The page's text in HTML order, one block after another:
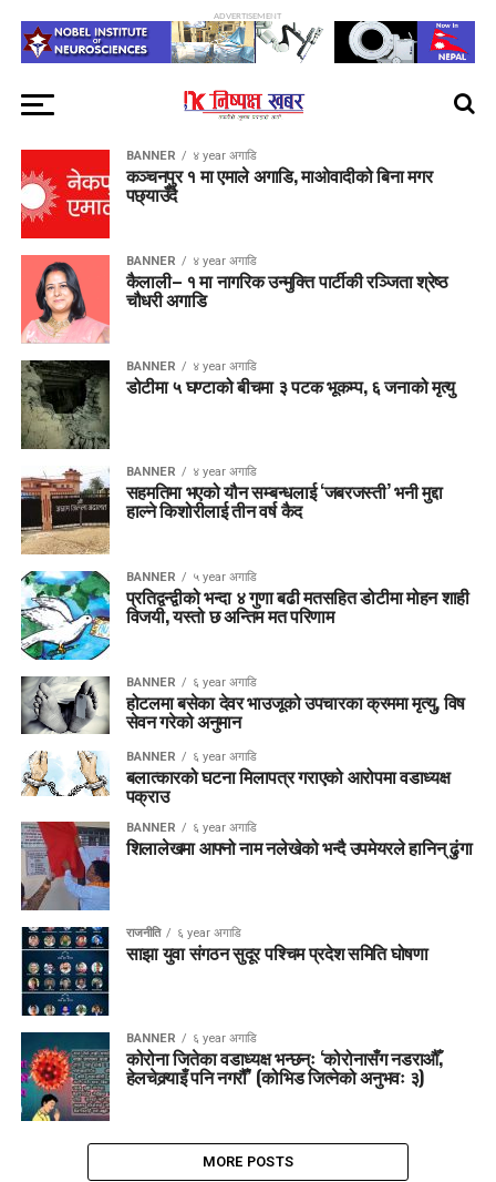
ADVERTISEMENT
BANNER ४ year अगाडि
कञ्चनपुर १ मा एमाले अगाडि, माओवादीको बिना मगर
पछ्याउँदै
BANNER ४ year अगाडि
कैलाली– १ मा नागरिक उन्मुक्ति पार्टीकी रञ्जिता श्रेष्ठ
चौधरी अगाडि
BANNER ४ year अगाडि
डोटीमा ५ घण्टाको बीचमा ३ पटक भूकम्प, ६ जनाको मृत्यु
BANNER ४ year अगाडि
सहमतिमा भएको यौन सम्बन्धलाई ‘जबरजस्ती’ भनी मुद्दा
हाल्ने किशोरीलाई तीन वर्ष कैद
BANNER ५ year अगाडि
प्रतिद्वन्द्वीको भन्दा ४ गुणा बढी मतसहित डोटीमा मोहन शाही
विजयी, यस्तो छ अन्तिम मत परिणाम
BANNER ६ year अगाडि
होटलमा बसेका देवर भाउजूको उपचारका क्रममा मृत्यु, विष
सेवन गरेको अनुमान
BANNER ६ year अगाडि
बलात्कारको घटना मिलापत्र गराएको आरोपमा वडाध्यक्ष
पक्राउ
BANNER ६ year अगाडि
शिलालेखमा आफ्नो नाम नलेखेको भन्दै उपमेयरले हानिन् ढुंगा
राजनीति ६ year अगाडि
साझा युवा संगठन सुदूर पश्चिम प्रदेश समिति घोषणा
BANNER ६ year अगाडि
कोरोना जितेका वडाध्यक्ष भन्छन्ः ‘कोरोनासँग नडराऔँ,
हेलचेक्र्याइँ पनि नगरौँ’ (कोभिड जित्नेको अनुभवः ३)
MORE POSTS